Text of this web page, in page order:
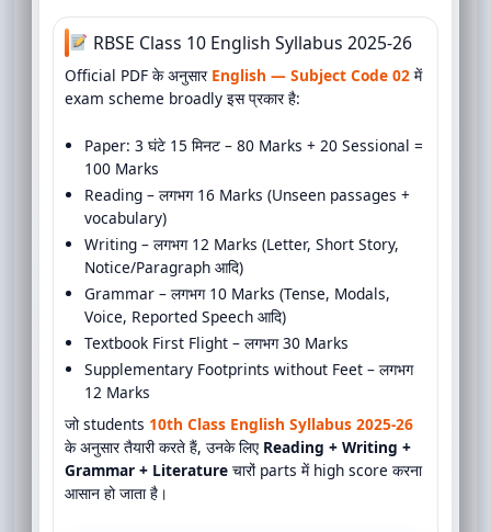
RBSE Class 10 English Syllabus 2025-26
Official PDF के अनुसार English — Subject Code 02में
exam scheme broadly इस प्रकार है:
Paper: 3 घंटे 15 मिनट – 80 Marks + 20 Sessional =
100 Marks
Reading – लगभग 16 Marks (Unseen passages +
vocabulary)
Writing – लगभग 12 Marks (Letter, Short Story,
Notice/Paragraph आदि)
Grammar – लगभग 10 Marks (Tense, Modals,
Voice, Reported Speech आदि)
Textbook First Flight – लगभग 30 Marks
Supplementary Footprints without Feet – लगभग
12 Marks
जो students 10th Class English Syllabus 2025-26
के अनुसार तैयारी करते हैं, उनके लिए Reading + Writing +
Grammar + Literatureचारों parts में high score करना
आसान हो जाता है।